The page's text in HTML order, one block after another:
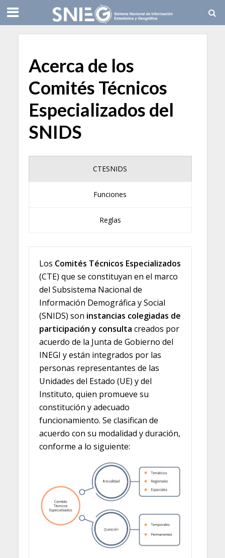
Acerca de los
Comités Técnicos
Especializados del
SNIDS
CTESNIDS
Funciones
Reglas
Los Comités Técnicos Especializados
(CTE) que se constituyan en el marco
del Subsistema Nacional de
Información Demográfica y Social
(SNIDS) son instancias colegiadas de
participación y consulta creados por
acuerdo de la Junta de Gobierno del
INEGI y están integrados por las
personas representantes de las
Unidades del Estado (UE) y del
Instituto, quien promueve su
constitución y adecuado
funcionamiento. Se clasifican de
acuerdo con su modalidad y duración,
conforme a lo siguiente: